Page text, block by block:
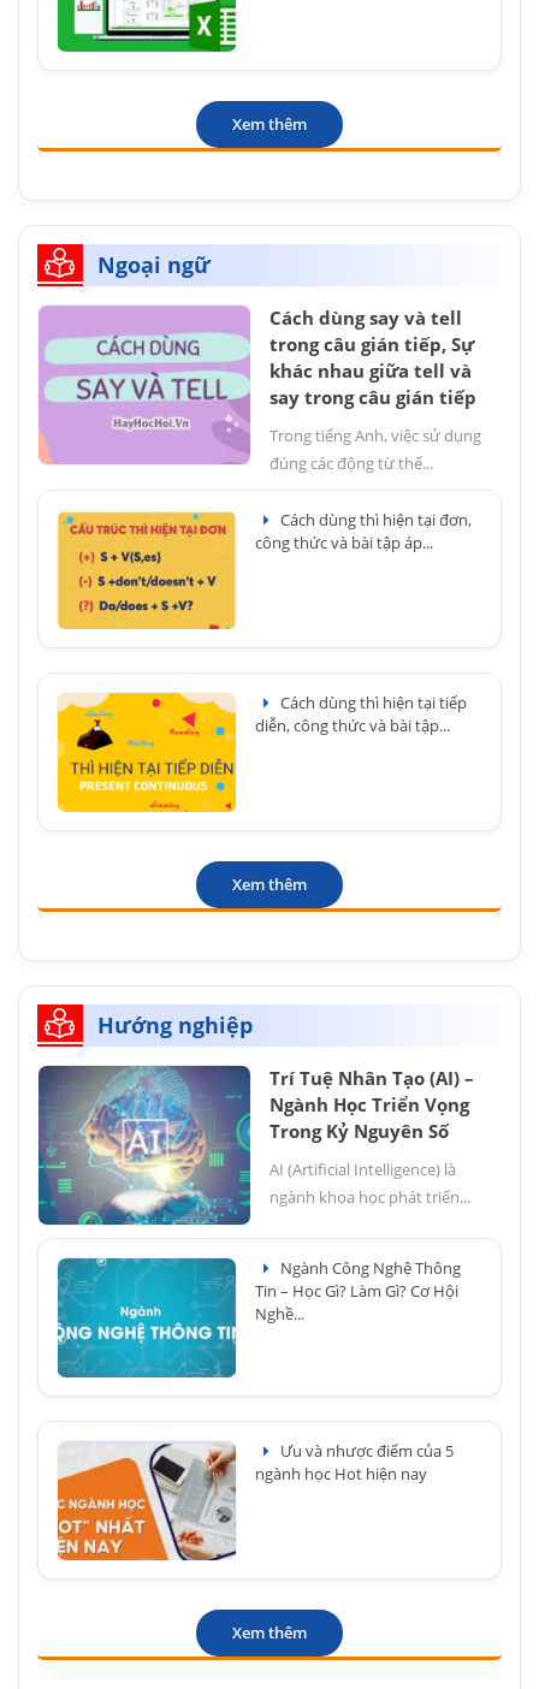
Xem thêm
Ngoại ngữ
Cách dùng say và tell
trong câu gián tiếp, Sự
khác nhau giữa tell và
say trong câu gián tiếp
Trong tiếng Anh, việc sử dụng
đúng các động từ thể...
Cách dùng thì hiện tại đơn,
công thức và bài tập áp...
Cách dùng thì hiện tại tiếp
diễn, công thức và bài tập...
Xem thêm
Hướng nghiệp
Trí Tuệ Nhân Tạo (AI) –
Ngành Học Triển Vọng
Trong Kỷ Nguyên Số
AI (Artificial Intelligence) là
ngành khoa học phát triển...
Ngành Công Nghệ Thông
Tin – Học Gì? Làm Gì? Cơ Hội
Nghề...
Ưu và nhược điểm của 5
ngành học Hot hiện nay
Xem thêm